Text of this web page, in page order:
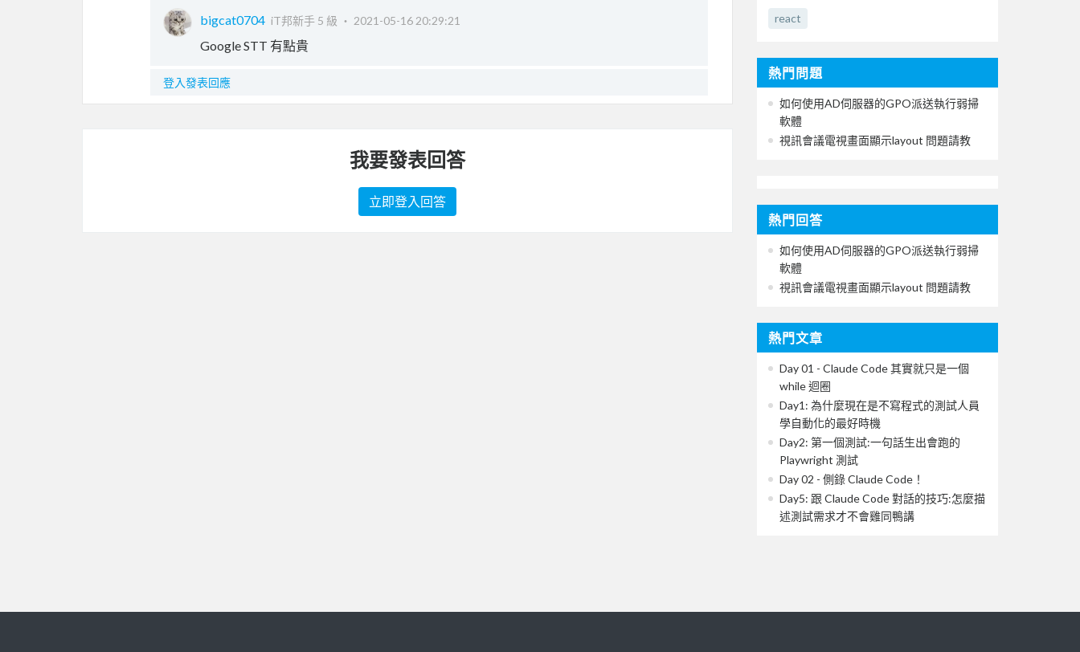
bigcat0704 iT邦新手 5 級 ‧ 2021-05-16 20:29:21
Google STT 有點貴
登入發表回應
我要發表回答
立即登入回答
react
熱門問題
如何使用AD伺服器的GPO派送執行弱掃
軟體
視訊會議電視畫面顯示layout 問題請教
熱門回答
如何使用AD伺服器的GPO派送執行弱掃
軟體
視訊會議電視畫面顯示layout 問題請教
熱門文章
Day 01 - Claude Code 其實就只是一個
while 迴圈
Day1: 為什麼現在是不寫程式的測試人員
學自動化的最好時機
Day2: 第一個測試:一句話生出會跑的
Playwright 測試
Day 02 - 側錄 Claude Code！
Day5: 跟 Claude Code 對話的技巧:怎麼描
述測試需求才不會雞同鴨講